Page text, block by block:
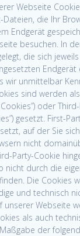
Webseite
Dateien, die Ihr
Endgerät
besuchen. In
die sich
wir unmittelbar
sind werden
Cookies”) oder
gesetzt. First-
auf der Sie
nicht
Party-Cookie
nicht durch die
Die Cookies
und technisch
unserer Webseite
als auch
der